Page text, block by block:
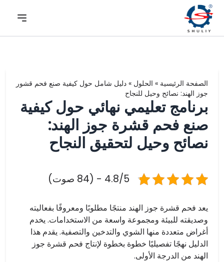
الصفحة الرئيسية » الحلول » دليل شامل حول كيفية صنع فحم قشور
جوز الهند: نصائح وحيل للنجاح
برنامج تعليمي نهائي حول كيفية
صنع فحم قشرة جوز الهند:
نصائح وحيل لتحقيق النجاح
4.8/5 - (84 صوت)
يعد فحم قشرة جوز الهند منتجًا مطلوبًا ومعروفًا بفعاليته
وصديقته للبيئة ومجموعة واسعة من الاستخدامات. يخدم
أغراض متعددة منها الشوي والتدخين والتصفية. يقدم هذا
الدليل نهجًا تفصيليًا خطوة بخطوة لإنتاج فحم قشرة جوز
الهند من الدرجة الأولى.